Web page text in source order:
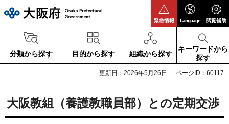
緊急情報 Language 閲覧補助
分類から探す 目的から探す 組織から探す
キーワードから
探す
更新日：2026年5月26日 ページID：60117
大阪教組（養護教職員部）との定期交渉